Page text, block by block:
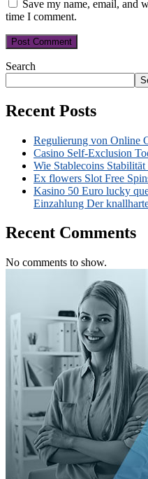
Save my name, email, and
time I comment.
Search
Recent Posts
Regulierung von Online
Casino Self-Exclusion
Wie Stablecoins Stabilität
Ex flowers Slot Free
Kasino 50 Euro lucky
Einzahlung Der
Recent Comments
No comments to show.